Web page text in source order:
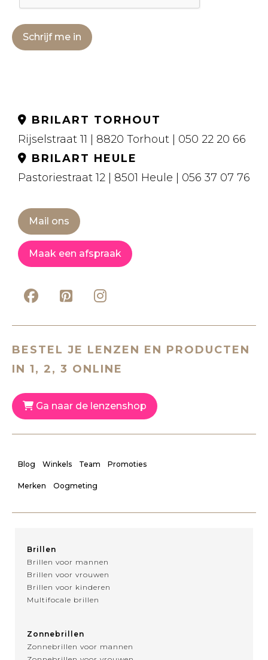
Schrijf me in
BRILART TORHOUT
Rijselstraat 11 | 8820 Torhout | 050 22 20 66
BRILART HEULE
Pastoriestraat 12 | 8501 Heule | 056 37 07 76
Mail ons
Maak een afspraak
BESTEL JE LENZEN EN PRODUCTEN
IN 1, 2, 3 ONLINE
Ga naar de lenzenshop
Blog Winkels Team Promoties
Merken Oogmeting
Brillen
Brillen voor mannen
Brillen voor vrouwen
Brillen voor kinderen
Multifocale brillen
Zonnebrillen
Zonnebrillen voor mannen